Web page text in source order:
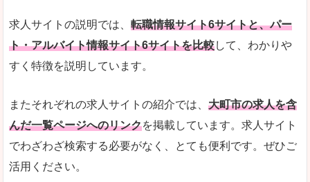
求人サイトの説明では、 転職情報サイト6サイトと、パー
ト・アルバイト情報サイト6サイトを比較して、わかりや
すく特徴を説明しています。
またそれぞれの求人サイトの紹介では、 大町市の求人を含
んだ一覧ページへのリンクを掲載しています。求人サイト
でわざわざ検索する必要がなく、とても便利です。ぜひご
活用ください。